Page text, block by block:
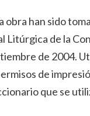
han sido
Litúrgica de la
de 2004.
de
que se